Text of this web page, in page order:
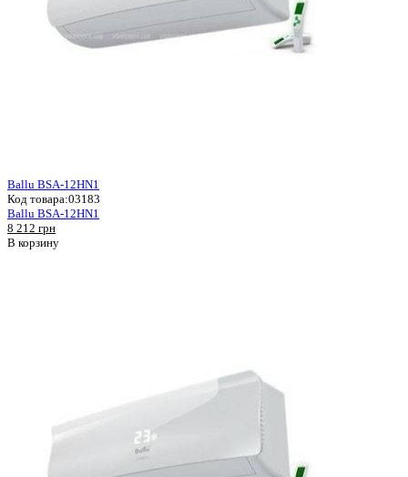
Ballu BSA-12HN1
Код товара:03183
Ballu BSA-12HN1
8 212 грн
В корзину